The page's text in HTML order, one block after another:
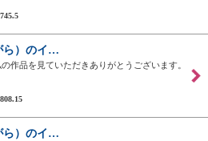
745.5
ら）のイ…
作品を見ていただきありがとうございます。
808.15
ら）のイ…